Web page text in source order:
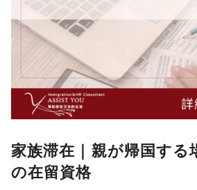
家族滞在｜親が帰国する
の在留資格